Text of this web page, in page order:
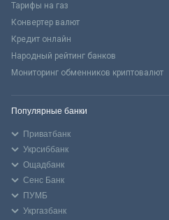
Тарифы на газ
Конвертер валют
Кредит онлайн
Народный рейтинг банков
Мониторинг обменников криптовалют
Популярные банки
Приватбанк
Укрсиббанк
Ощадбанк
Сенс Банк
ПУМБ
Укргазбанк